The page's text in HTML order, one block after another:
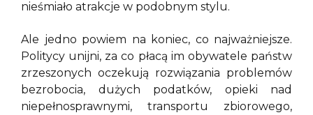
nieśmiało atrakcje w podobnym stylu.
Ale jedno powiem na koniec, co najważniejsze.
Politycy unijni, za co płacą im obywatele państw
zrzeszonych oczekują rozwiązania problemów
bezrobocia, dużych podatków, opieki nad
niepełnosprawnymi, transportu zbiorowego,